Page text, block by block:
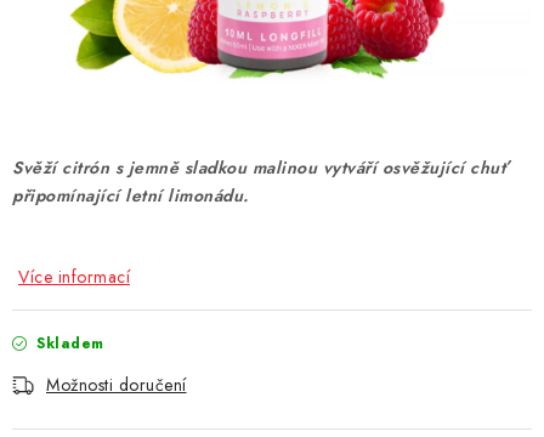
GRIPY & MODY
JEDNORÁZOVÉ A DOBÍJECÍ E-CIGARETY
PŘÍSLUŠENSTVÍ
ZNAČKY
Vše o nákupu
Kontakty
Prodejny
Svěží citrón s jemně sladkou malinou vytváří osvěžující chuť
připomínající letní limonádu.
Více informací
Skladem
Možnosti doručení